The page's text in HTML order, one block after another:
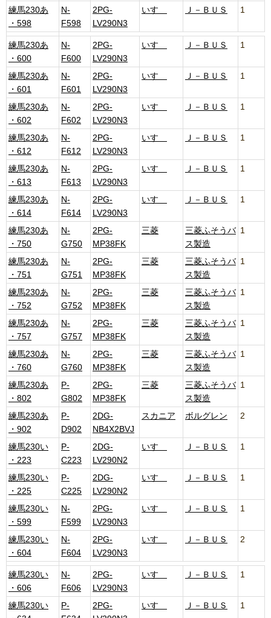
練馬230あ
・598
N-
F598
2PG-
LV290N3
いすゞ Ｊ－ＢＵＳ 1
練馬230あ
・600
N-
F600
2PG-
LV290N3
いすゞ Ｊ－ＢＵＳ 1
練馬230あ
・601
N-
F601
2PG-
LV290N3
いすゞ Ｊ－ＢＵＳ 1
練馬230あ
・602
N-
F602
2PG-
LV290N3
いすゞ Ｊ－ＢＵＳ 1
練馬230あ
・612
N-
F612
2PG-
LV290N3
いすゞ Ｊ－ＢＵＳ 1
練馬230あ
・613
N-
F613
2PG-
LV290N3
いすゞ Ｊ－ＢＵＳ 1
練馬230あ
・614
N-
F614
2PG-
LV290N3
いすゞ Ｊ－ＢＵＳ 1
練馬230あ
・750
N-
G750
2PG-
MP38FK
三菱
三菱ふそうバ
ス製造
1
練馬230あ
・751
N-
G751
2PG-
MP38FK
三菱
三菱ふそうバ
ス製造
1
練馬230あ
・752
N-
G752
2PG-
MP38FK
三菱
三菱ふそうバ
ス製造
1
練馬230あ
・757
N-
G757
2PG-
MP38FK
三菱
三菱ふそうバ
ス製造
1
練馬230あ
・760
N-
G760
2PG-
MP38FK
三菱
三菱ふそうバ
ス製造
1
練馬230あ
・802
P-
G802
2PG-
MP38FK
三菱
三菱ふそうバ
ス製造
1
練馬230あ
・902
P-
D902
2DG-
NB4X2BVJ
スカニア ボルグレン 2
練馬230い
・223
P-
C223
2DG-
LV290N2
いすゞ Ｊ－ＢＵＳ 1
練馬230い
・225
P-
C225
2DG-
LV290N2
いすゞ Ｊ－ＢＵＳ 1
練馬230い
・599
N-
F599
2PG-
LV290N3
いすゞ Ｊ－ＢＵＳ 1
練馬230い
・604
N-
F604
2PG-
LV290N3
いすゞ Ｊ－ＢＵＳ 2
練馬230い
・606
N-
F606
2PG-
LV290N3
いすゞ Ｊ－ＢＵＳ 1
練馬230い
P-
2PG-
いすゞ Ｊ－ＢＵＳ 1